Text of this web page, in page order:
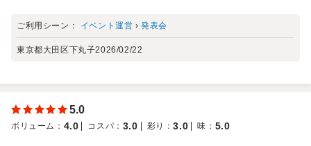
ご利用シーン： イベント運営 ›発表会
東京都大田区下丸子2026/02/22
5.0
ボリューム ： 4.0 コスパ ： 3.0 彩り ：3.0 味 ： 5.0